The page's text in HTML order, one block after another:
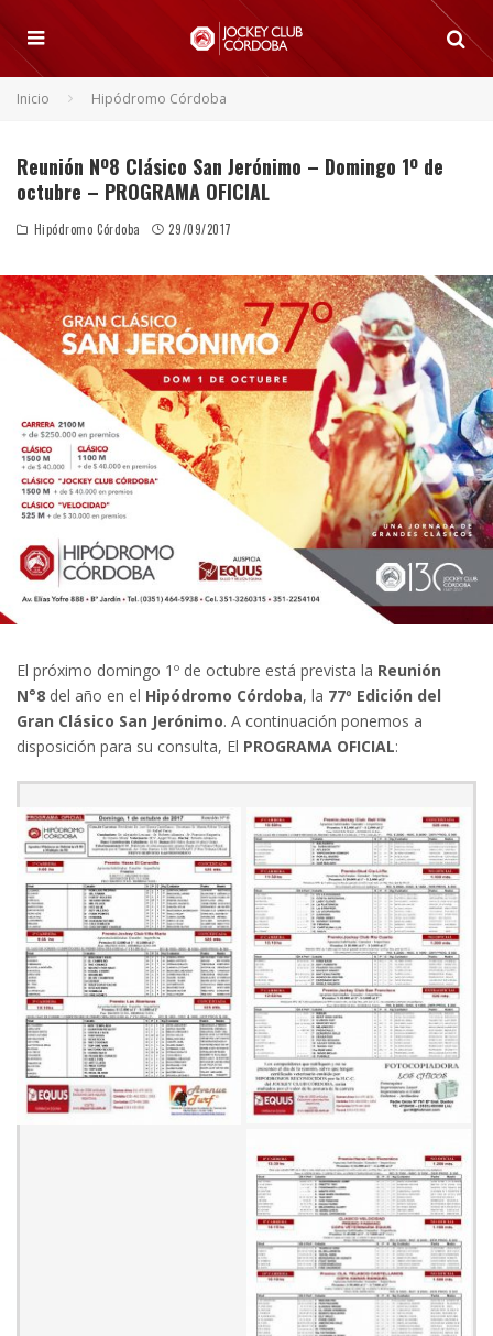
Inicio Hipódromo Córdoba
Reunión Nº8 Clásico San Jerónimo – Domingo 1º de
octubre – PROGRAMA OFICIAL
Hipódromo Córdoba 29/09/2017
El próximo domingo 1º de octubre está prevista la Reunión
N°8 del año en el Hipódromo Córdoba, la 77º Edición del
Gran Clásico San Jerónimo. A continuación ponemos a
disposición para su consulta, El PROGRAMA OFICIAL: